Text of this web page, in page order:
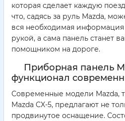
которая сделает каждую
что, садясь за руль Mazda,
вся необходимая информация
рукой, а сама панель станет
помощником на дороге.
Приборная панель
функционал
Современные модели Mazda,
Mazda CX-5, предлагают не
продвинутое оснащение.